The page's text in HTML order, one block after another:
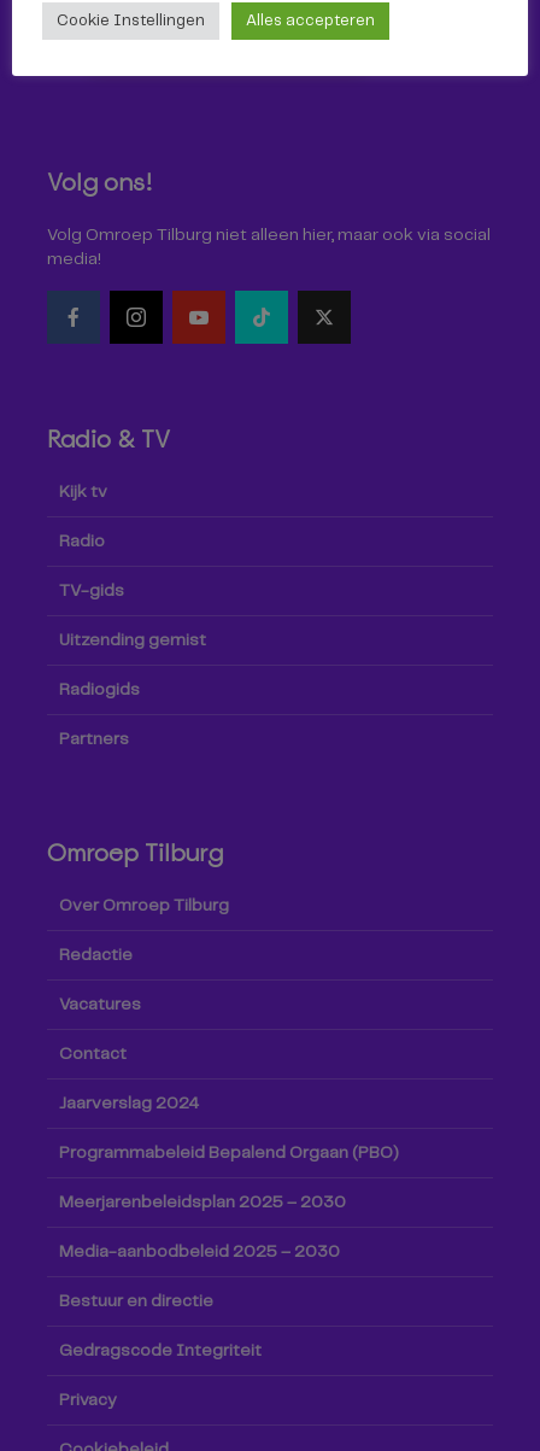
Volg ons!
Volg Omroep Tilburg niet alleen hier, maar ook via social
media!
Radio & TV
Kijk tv
Radio
TV-gids
Uitzending gemist
Radiogids
Partners
Omroep Tilburg
Over Omroep Tilburg
Redactie
Vacatures
Contact
Jaarverslag 2024
Programmabeleid Bepalend Orgaan (PBO)
Meerjarenbeleidsplan 2025 – 2030
Media-aanbodbeleid 2025 – 2030
Bestuur en directie
Gedragscode Integriteit
Privacy
Cookie Instellingen Alles accepteren